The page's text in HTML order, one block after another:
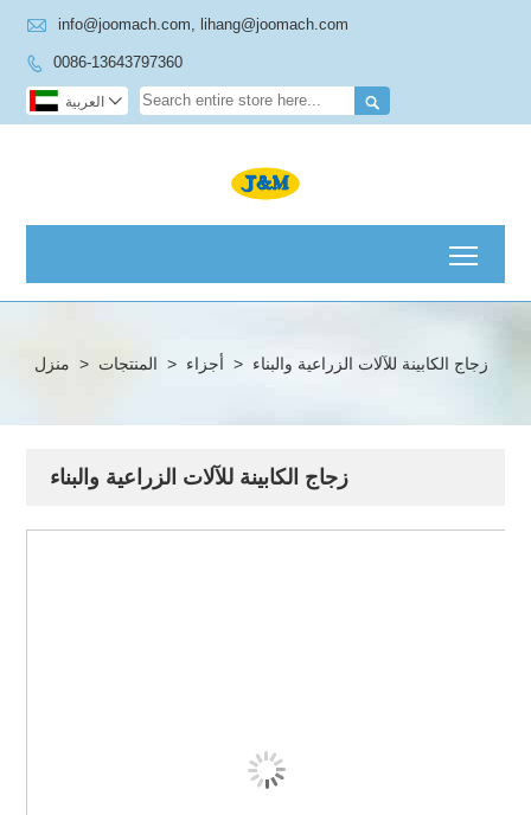
 info@joomach.com, lihang@joomach.com
 0086-13643797360
 العربية 
منزل > المنتجات > أجزاء > زجاج الكابينة للآلات الزراعية والبناء
زجاج الكابينة للآلات الزراعية والبناء